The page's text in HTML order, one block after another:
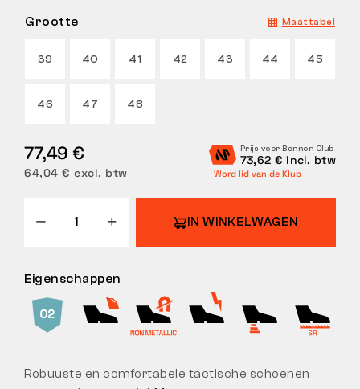
RETOUREN
Grootte Maattabel
39 40 41 42 43 44 45
46 47 48
77,49 €
64,04 € excl. btw
Prijs voor Bennon Club
73,62 € incl. btw
Word lid van de Klub
IN WINKELWAGEN
Eigenschappen
Robuuste en comfortabele tactische schoenen